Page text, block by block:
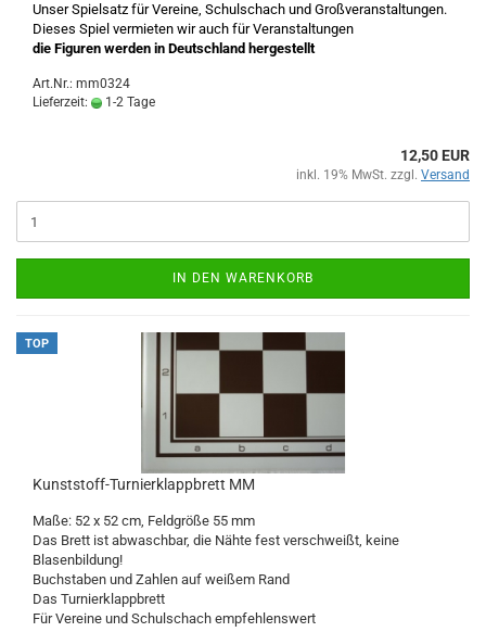
Unser Spielsatz für Vereine, Schulschach und Großveranstaltungen.
Dieses Spiel vermieten wir auch für Veranstaltungen
die Figuren werden in Deutschland hergestellt
Art.Nr.: mm0324
Lieferzeit:
1-2 Tage
12,50 EUR
inkl. 19% MwSt. zzgl. Versand
IN DEN WARENKORB
TOP
Kunststoff-Turnierklappbrett MM
Maße: 52 x 52 cm, Feldgröße 55 mm
Das Brett ist abwaschbar, die Nähte fest verschweißt, keine
Blasenbildung!
Buchstaben und Zahlen auf weißem Rand
Das Turnierklappbrett
Für Vereine und Schulschach empfehlenswert